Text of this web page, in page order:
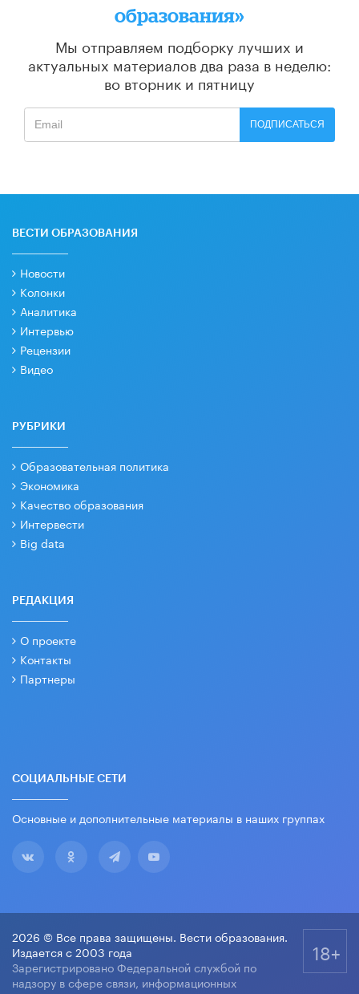
образования»
Мы отправляем подборку лучших и
актуальных материалов два раза в неделю:
во вторник и пятницу
ПОДПИСАТЬСЯ
ВЕСТИ ОБРАЗОВАНИЯ
Новости
Колонки
Аналитика
Интервью
Рецензии
Видео
РУБРИКИ
Образовательная политика
Экономика
Качество образования
Интервести
Big data
РЕДАКЦИЯ
О проекте
Контакты
Партнеры
СОЦИАЛЬНЫЕ СЕТИ
Основные и дополнительные материалы в наших группах
2026 © Все права защищены. Вести образования.
Издается с 2003 года
Зарегистрировано Федеральной службой по
надзору в сфере связи, информационных
18+